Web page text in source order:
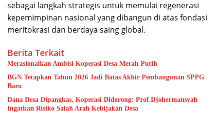
sebagai langkah strategis untuk memulai regenerasi
kepemimpinan nasional yang dibangun di atas fondasi
meritokrasi dan berdaya saing global.
Berita Terkait
Merasionalkan Ambisi Koperasi Desa Merah Putih
BGN Tetapkan Tahun 2026 Jadi Batas Akhir Pembangunan SPPG
Baru
Dana Desa Dipangkas, Koperasi Didorong: Prof.Djohermansyah
Ingatkan Risiko Salah Arah Kebijakan Desa